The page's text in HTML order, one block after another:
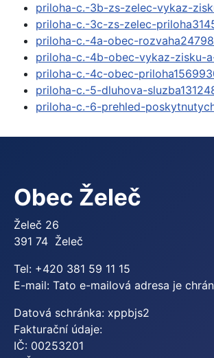
priloha-c.-3b-zs-zelec-vykaz-
priloha-c.-3c-zs-zelec-
priloha-c.-4a-obec-
priloha-c.-4b-obec-vykaz-zisku-
priloha-c.-4c-obec-
priloha-c.-5-dluhova-
priloha-c.-6-prehled-
Obec Želeč
Želeč 26
391 74 Želeč
Tel: +420 381 59 11 15
E-mail: Tato e-mailová adresa je
Datová schránka: xppbjs2
Fakturační údaje:
IČ: 00253201